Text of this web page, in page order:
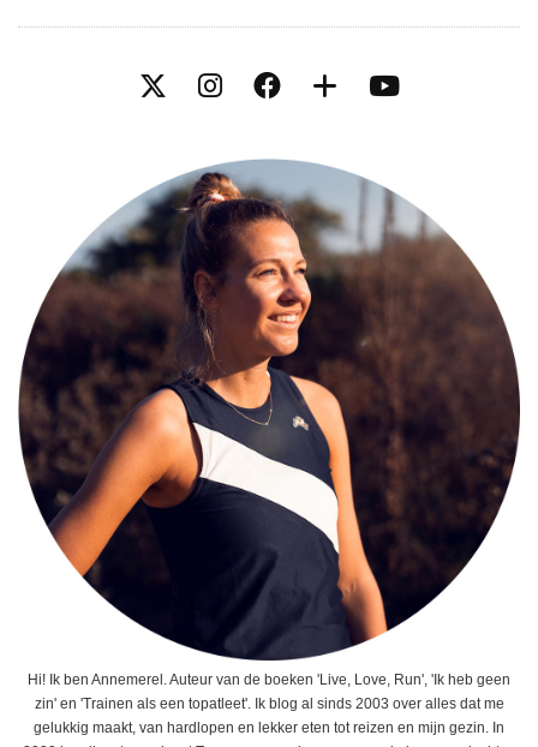
Hi! Ik ben Annemerel. Auteur van de boeken 'Live, Love, Run', 'Ik heb geen
zin' en 'Trainen als een topatleet'. Ik blog al sinds 2003 over alles dat me
gelukkig maakt, van hardlopen en lekker eten tot reizen en mijn gezin. In